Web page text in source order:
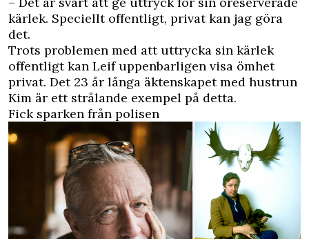
kärlek. Speciellt offentligt, privat kan jag göra
det.
Trots problemen med att uttrycka sin kärlek
offentligt kan Leif uppenbarligen visa ömhet
privat. Det 23 år långa äktenskapet med hustrun
Kim är ett strålande exempel på detta.
Fick sparken från polisen